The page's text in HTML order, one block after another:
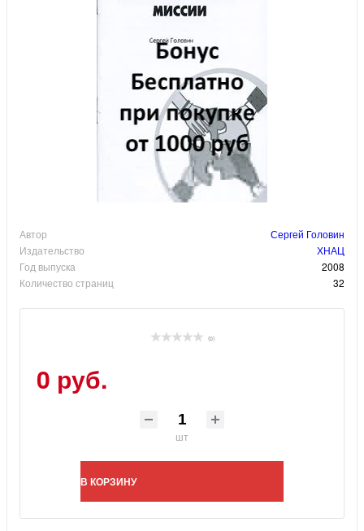
Автор
Сергей Головин
Издательство
ХНАЦ
Год выпуска
2008
Количество страниц
32
(0)
0 руб.
шт
В КОРЗИНУ